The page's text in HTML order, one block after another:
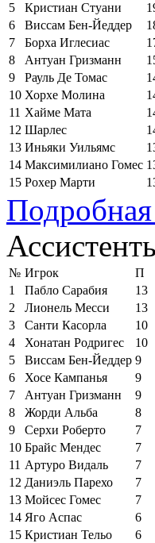
5
Кристиан Стуани
6
Виссам Бен-Йеддер
7
Борха Иглесиас
8
Антуан Гризманн
9
Рауль Де Томас
10 Хорхе Молина
11 Хайме Мата
12 Шарлес
13 Иньяки Уильямс
14 Максимилиано Гомес
15 Рохер Марти
№ Игрок
П
1
Пабло Сарабия
13
2
Лионель Месси
13
3
Санти Касорла
10
4
Хонатан Родригес
10
5
Виссам Бен-Йеддер 9
6
Хосе Кампанья
9
7
Антуан Гризманн
9
8
Жорди Альба
8
9
Серхи Роберто
7
10 Брайс Мендес
7
11 Артуро Видаль
7
12 Даниэль Парехо
7
13 Мойсес Гомес
7
14 Яго Аспас
6
15 Кристиан Тельо 6